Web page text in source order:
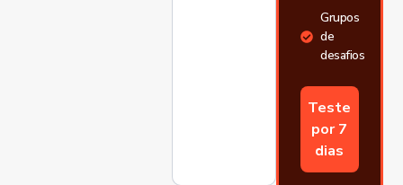
Grupos
de
desafios
Teste
por 7
dias